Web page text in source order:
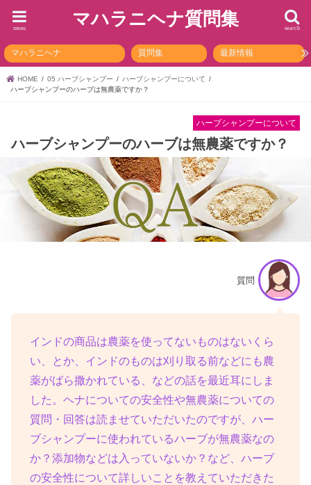
マハラニヘナ質問集 search
menu
マハラニヘナ 質問集 最新情報
HOME 05 ハーブシャンプー
ハーブシャンプーについて
ハーブシャンプーのハーブは無農薬ですか？
ハーブシャンプーについて
ハーブシャンプーのハーブは無農薬ですか？
質問
インドの商品は農薬を使ってないものはないくら
い、とか、インドのものは刈り取る前などにも農
薬がばら撒かれている、などの話を最近耳にしま
した。ヘナについての安全性や無農薬についての
質問・回答は読ませていただいたのですが、ハー
ブシャンプーに使われているハーブが無農薬なの
か？添加物などは入っていないか？など、ハーブ
の安全性について詳しいことを教えていただきた